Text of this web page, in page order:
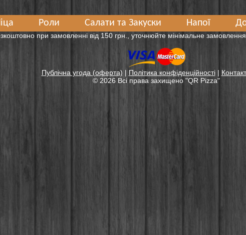
Роли Салати та Закуски Напої
при замовленні від 150 грн., уточнюйте мінімальне
Публічна угода (оферта) | Політика конфіденційності|
© 2026 Всі права захищенo "QR Pizza"